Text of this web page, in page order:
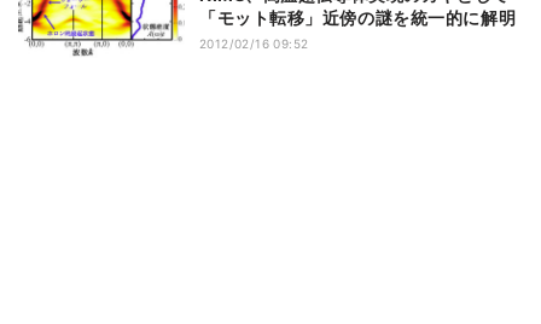
「モット転移」近傍の謎を統一的に解明
2012/02/16 09:52